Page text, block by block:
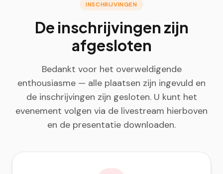
INSCHRIJVINGEN
De inschrijvingen zijn
afgesloten
Bedankt voor het overweldigende
enthousiasme — alle plaatsen zijn ingevuld en
de inschrijvingen zijn gesloten. U kunt het
evenement volgen via de livestream hierboven
en de presentatie downloaden.